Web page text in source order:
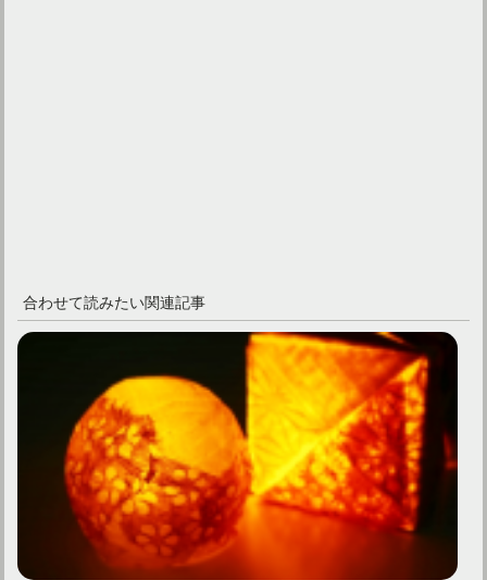
合わせて読みたい関連記事